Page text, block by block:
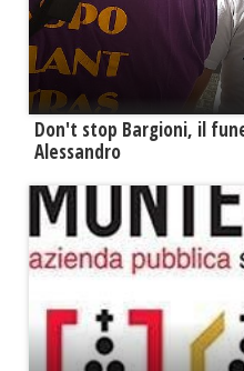
Don't stop Bargioni, il
Alessandro